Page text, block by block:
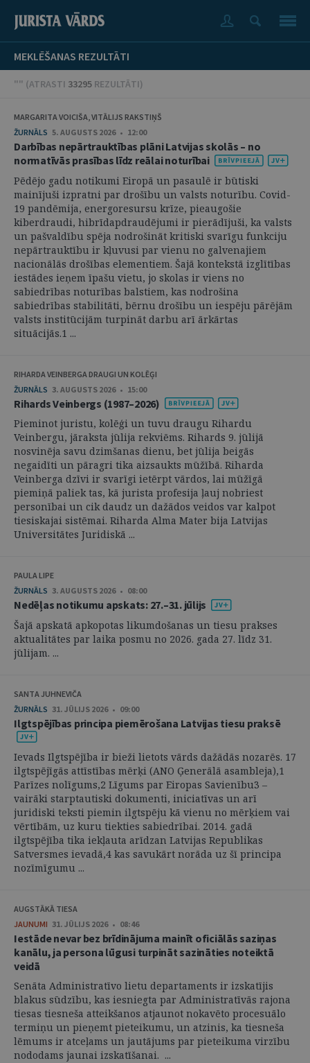
MEKLĒŠANAS REZULTĀTI
"" (ATRASTI 33295 REZULTĀTI)
MARGARITA VOICIŠA, VITĀLIJS RAKSTIŅŠ
ŽURNĀLS 5. AUGUSTS 2026 • 12:00
Darbības nepārtrauktības plāni Latvijas skolās – no
normatīvās prasības līdz reālai noturībai
Pēdējo gadu notikumi Eiropā un pasaulē ir būtiski
mainījuši izpratni par drošību un valsts noturību. Covid-
19 pandēmija, energoresursu krīze, pieaugošie
kiberdraudi, hibrīdapdraudējumi ir pierādījuši, ka valsts
un pašvaldību spēja nodrošināt kritiski svarīgu funkciju
nepārtrauktību ir kļuvusi par vienu no galvenajiem
nacionālās drošības elementiem. Šajā kontekstā izglītības
iestādes ieņem īpašu vietu, jo skolas ir viens no
sabiedrības noturības balstiem, kas nodrošina
sabiedrības stabilitāti, bērnu drošību un iespēju pārējām
valsts institūcijām turpināt darbu arī ārkārtas
situācijās.1 ...
RIHARDA VEINBERGA DRAUGI UN KOLĒĢI
ŽURNĀLS 3. AUGUSTS 2026 • 15:00
Rihards Veinbergs (1987–2026)
Pieminot juristu, kolēģi un tuvu draugu Rihardu
Veinbergu, jāraksta jūlija rekviēms. Rihards 9. jūlijā
nosvinēja savu dzimšanas dienu, bet jūlija beigās
negaidīti un pāragri tika aizsaukts mūžībā. Riharda
Veinberga dzīvi ir svarīgi ietērpt vārdos, lai mūžīgā
piemiņā paliek tas, kā jurista profesija ļauj nobriest
personībai un cik daudz un dažādos veidos var kalpot
tiesiskajai sistēmai. Riharda Alma Mater bija Latvijas
Universitātes Juridiskā ...
PAULA LIPE
ŽURNĀLS 3. AUGUSTS 2026 • 08:00
Nedēļas notikumu apskats: 27.–31. jūlijs
Šajā apskatā apkopotas likumdošanas un tiesu prakses
aktualitātes par laika posmu no 2026. gada 27. līdz 31.
jūlijam. ...
SANTA JUHNEVIČA
ŽURNĀLS 31. JŪLIJS 2026 • 09:00
Ilgtspējības principa piemērošana Latvijas tiesu praksē
Ievads Ilgtspējība ir bieži lietots vārds dažādās nozarēs. 17
ilgtspējīgās attīstības mērķi (ANO Ģenerālā asambleja),1
Parīzes nolīgums,2 Līgums par Eiropas Savienību3 –
vairāki starptautiski dokumenti, iniciatīvas un arī
juridiski teksti piemin ilgtspēju kā vienu no mērķiem vai
vērtībām, uz kuru tiekties sabiedrībai. 2014. gadā
ilgtspējība tika iekļauta arīdzan Latvijas Republikas
Satversmes ievadā,4 kas savukārt norāda uz šī principa
nozīmīgumu ...
AUGSTĀKĀ TIESA
JAUNUMI 31. JŪLIJS 2026 • 08:46
Iestāde nevar bez brīdinājuma mainīt oficiālās saziņas
kanālu, ja persona lūgusi turpināt sazināties noteiktā
veidā
Senāta Administratīvo lietu departaments ir izskatījis
blakus sūdzību, kas iesniegta par Administratīvās rajona
tiesas tiesneša atteikšanos atjaunot nokavēto procesuālo
termiņu un pieņemt pieteikumu, un atzinis, ka tiesneša
lēmums ir atceļams un jautājums par pieteikuma virzību
nododams jaunai izskatīšanai. ...